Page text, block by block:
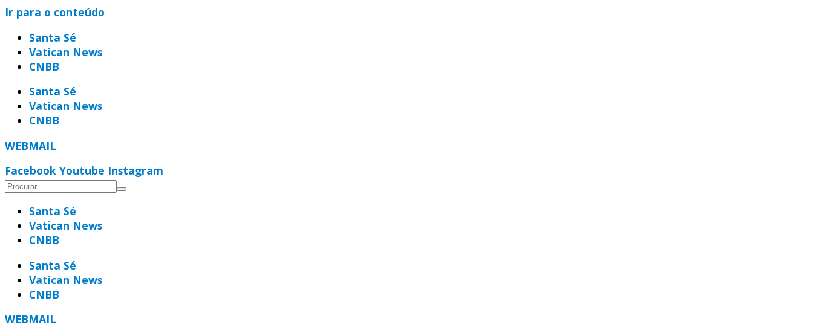
Ir para o conteúdo
Santa Sé
Vatican News
CNBB
Santa Sé
Vatican News
CNBB
WEBMAIL
Facebook Youtube Instagram
Santa Sé
Vatican News
CNBB
Santa Sé
Vatican News
CNBB
WEBMAIL